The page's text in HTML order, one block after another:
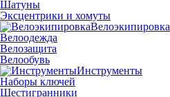
Шатуны
Эксцентрики и хомуты
Велоэкипировка
Велоодежда
Велозащита
Велообувь
Инструменты
Наборы ключей
Шестигранники